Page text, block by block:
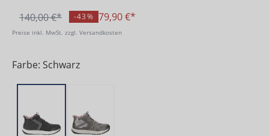
79,90 €*
140,00 €* -43%
Preise inkl. MwSt. zzgl. Versandkosten
Farbe: Schwarz